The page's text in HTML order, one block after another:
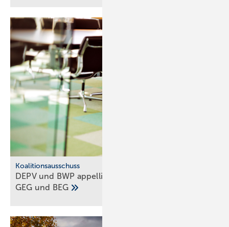
Koalitionsausschuss
DEPV und BWP ap­pel­lie­ren: Kei­nen Um­bruch bei
GEG und
BEG